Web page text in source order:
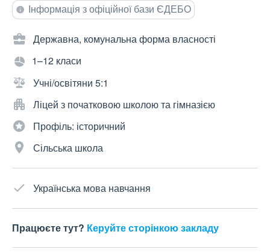
Інформація з офіційної бази ЄДЕБО
Державна, комунальна форма власності
1–12 класи
Учні/освітяни 5:1
Ліцей з початковою школою та гімназією
Профіль: історичний
Сільська школа
Українська мова навчання
Працюєте тут? Керуйте сторінкою закладу